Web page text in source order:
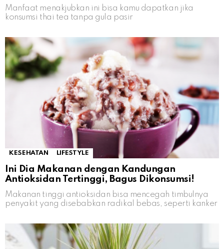
Manfaat menakjubkan ini bisa kamu dapatkan jika
konsumsi thai tea tanpa gula pasir
KESEHATAN LIFESTYLE
Ini Dia Makanan dengan Kandungan
Antioksidan Tertinggi, Bagus Dikonsumsi!
Makanan tinggi antioksidan bisa mencegah timbulnya
penyakit yang disebabkan radikal bebas, seperti kanker